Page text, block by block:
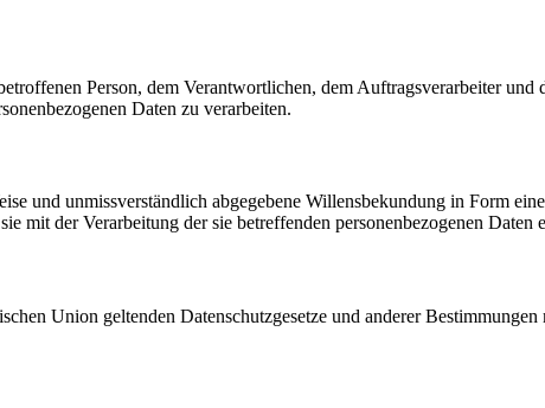
Person, dem Verantwortlichen, dem Auftragsverarbeiter und
Daten zu verarbeiten.
und unmissverständlich abgegebene Willensbekundung in Form
mit der Verarbeitung der sie betreffenden personenbezogenen Daten
Union geltenden Datenschutzgesetze und anderer